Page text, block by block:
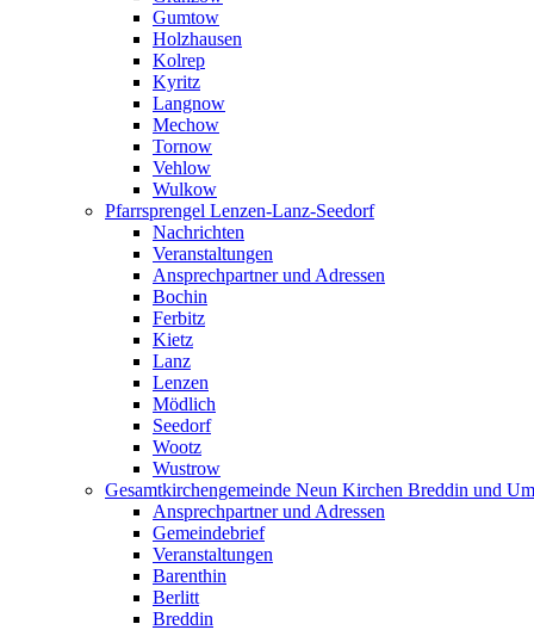
Gumtow
Holzhausen
Kolrep
Kyritz
Langnow
Mechow
Tornow
Vehlow
Wulkow
Pfarrsprengel Lenzen-Lanz-Seedorf
Nachrichten
Veranstaltungen
Ansprechpartner und Adressen
Bochin
Ferbitz
Kietz
Lanz
Lenzen
Mödlich
Seedorf
Wootz
Wustrow
Gesamtkirchengemeinde Neun Kirchen Breddin und
Ansprechpartner und Adressen
Gemeindebrief
Veranstaltungen
Barenthin
Berlitt
Breddin